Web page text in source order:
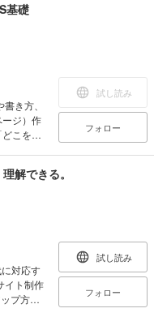
シブ
に加え
しまし
、そう
いる点
や技術
」や
デザ
ほしい
とでき
を構成
トを公
基礎
ジ）作
こを変
とに重
イズを
パティ
るWeb
方法を
）は、
Webサ
しっか
試し読み
フォロー
解できる。
対応す
イト制作
プ方
試し読み
フォロー